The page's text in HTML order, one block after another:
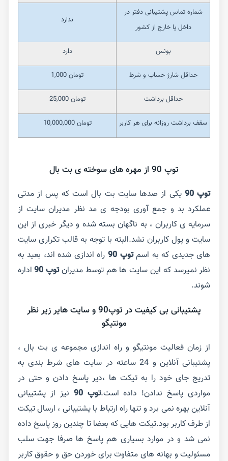
شماره تماس پشتیبانی دفتر در
داخل یا خارج از کشور
ندارد
بونس دارد
حداقل شارژ حساب و شرط تومان 1,000
حداقل برداشت تومان 25,000
سقف برداشت روزانه برای هر کاربر تومان 10,000,000
توپ 90 از مهره های سوخته ی بت بال
توپ 90
یکی از صدها سایت بت بال است که پس از مدتی
عملکرد بد و جمع آوری بودجه ی مد نظر مدیران سایت از
سرمایه ی کاربران ، به ناگهان بسته شده و دیگر خبری از این
سایت و پول کاربران نشد.البته با توجه به قالب تکراری سایت
های جدیدی که به اسمتوپ 90
راه اندازی شده اند، بعید به
نظر نمیرسد که این سایت ها هم توسط مدیرانتوپ 90
اداره
شوند.
پشتیبانی بی کیفیت در توپ90 و سایت هایر زیر نظر
مونتیگو
از زمان فعالیت مونتیگو و راه اندازی مجموعه ی بت بال ،
پشتیبانی آنلاین و 24 ساعته در سایت های شرط بندی به
تدریج جای خود را به تیکت ها ،دیر پاسخ دادن و حتی در
مواردی پاسخ ندادن! داده است.توپ 90
نیز از پشتیبانی
آنلاین بهره نمی برد و تنها راه ارتباط با پشتیبانی ، ارسال تیکت
از طرف کاربر بود.تیکت هایی که بعضا تا چندین روز پاسخ داده
نمی شد و در موارد بسیاری هم پاسخ ها صرفا جهت سلب
مسئولیت و بهانه های متفاوت برای خوردن حق و حقوق کاربر